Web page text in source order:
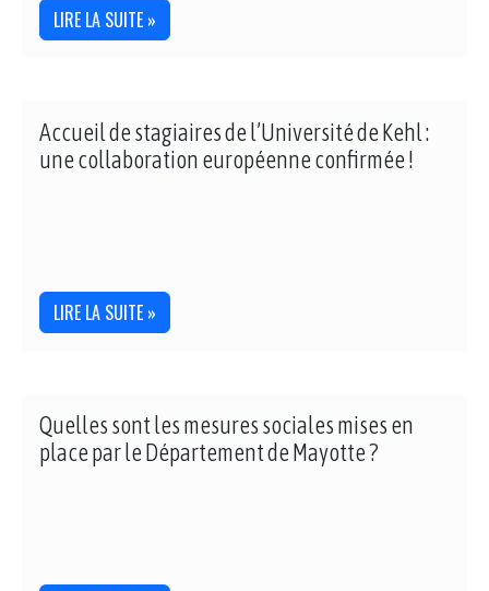
LIRE LA SUITE »
Accueil de stagiaires de l’Université de Kehl :
une collaboration européenne confirmée !
LIRE LA SUITE »
Quelles sont les mesures sociales mises en
place par le Département de Mayotte ?